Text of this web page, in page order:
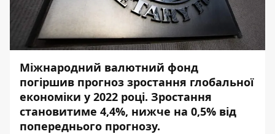
Міжнародний валютний фонд
погіршив прогноз зростання глобальної
економіки у 2022 році. Зростання
становитиме 4,4%, нижче на 0,5% від
попереднього прогнозу.